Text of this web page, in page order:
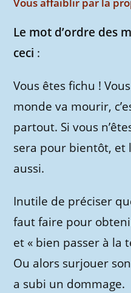
Vous affaiblir par la
Le mot d’ordre des
ceci :
Vous êtes fichu !
monde va mourir,
partout. Si vous
sera pour bientôt, et
aussi.
Inutile de préciser
faut faire pour
et « bien passer à la
Ou alors surjouer
a subi un dommage.